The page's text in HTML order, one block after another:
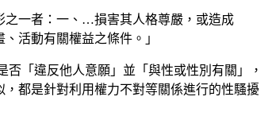
之一者：一、…損害其人格尊嚴，或造成
活動有關權益之條件。」
「違反他人意願」並「與性或性別有關」，
都是針對利用權力不對等關係進行的性騷擾